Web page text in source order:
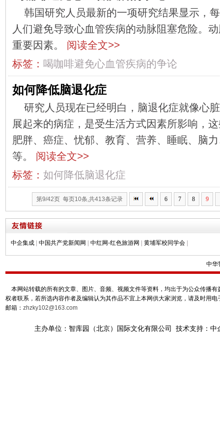
韩国研究人员最新的一项研究结果显示，
人们避免导致心血管疾病的动脉阻塞危险。
重要因素。 阅读全文>>
标签： 喝咖啡避免心血管疾病的争论
如何降低脑退化症
研究人员现在已经明白，脑退化症就像心
展起来的病症，是受生活方式因素所影响，
肥胖、癌症、忧郁、教育、营养、睡眠、脑
等。 阅读全文>>
标签： 如何降低脑退化症
第9/42页 每页10条,共413条记录 6 7 8 9
中企集成 中国共产党新闻网 中红网-红色旅游网 黄埔军校同学会
中华
本网站转载的所有的文章、图片、音频、视频文件等资料，均出于为公众传播
权者联系，若所选内容作者及编辑认为其作品不宜上本网供大家浏览，请及时用
邮箱： zhzky102@163.com
主办单位：智库园（北京）国际文化有限公司 技术支持：